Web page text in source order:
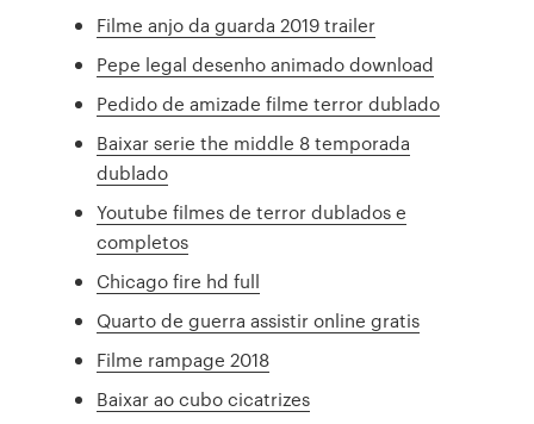
Filme anjo da guarda 2019 trailer
Pepe legal desenho animado download
Pedido de amizade filme terror dublado
Baixar serie the middle 8 temporada
dublado
Youtube filmes de terror dublados e
completos
Chicago fire hd full
Quarto de guerra assistir online gratis
Filme rampage 2018
Baixar ao cubo cicatrizes